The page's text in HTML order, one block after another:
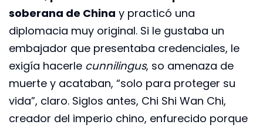
soberana de China y practicó una
diplomacia muy original. Si le gustaba un
embajador que presentaba credenciales, le
exigía hacerle cunnilingus, so amenaza de
muerte y acataban, “solo para proteger su
vida”, claro. Siglos antes, Chi Shi Wan Chi,
creador del imperio chino, enfurecido porque